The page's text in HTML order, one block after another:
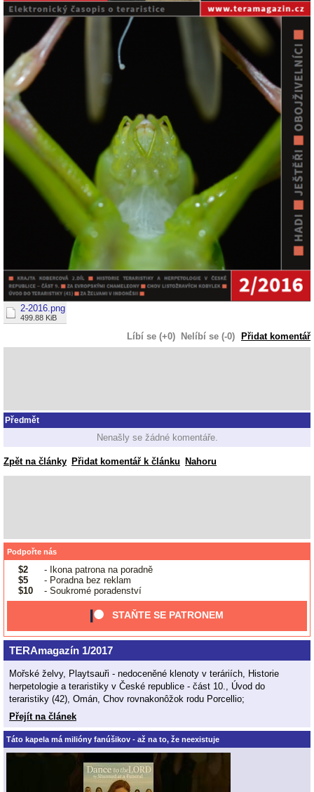
2-2016.png
499.88 KiB
Líbí se (+0) Nelíbí se (-0) Přidat komentář
Předmět
Nenašly se žádné komentáře.
Zpět na články Přidat komentář k článku Nahoru
Podpořte nás
$2
- Ikona patrona na poradně
$5
- Poradna bez reklam
$10
- Soukromé poradenství
STAŇTE SE PATRONEM
TERAmagazín 1/2017
Mořské želvy, Playtsauři - nedoceněné klenoty v teráriích, Historie
herpetologie a teraristiky v České republice - část 10., Úvod do
teraristiky (42), Omán, Chov rovnakonôžok rodu Porcellio;
Přejít na článek
Táto kapela má milióny fanúšikov - až na to, že neexistuje